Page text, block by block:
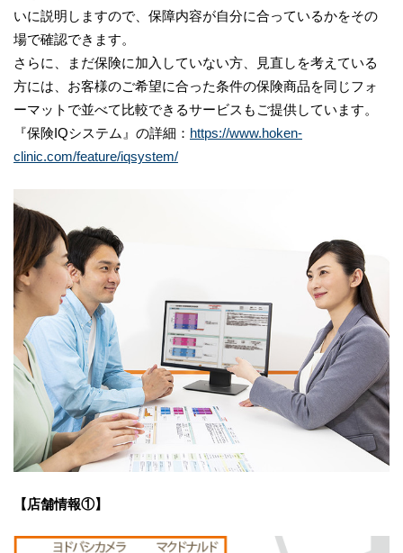
いに説明しますので、保障内容が自分に合っているかをその
場で確認できます。
さらに、まだ保険に加入していない方、見直しを考えている
方には、お客様のご希望に合った条件の保険商品を同じフォ
ーマットで並べて比較できるサービスもご提供しています。
『保険IQシステム』の詳細： https://www.hoken-
clinic.com/feature/iqsystem/
【店舗情報①】